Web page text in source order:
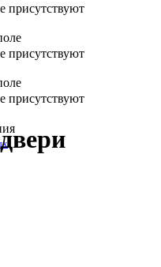
присутствуют
присутствуют
присутствуют